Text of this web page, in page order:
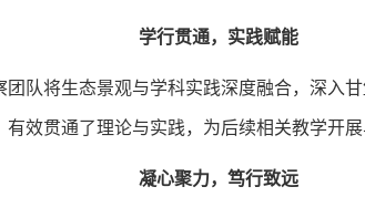
学行贯通，实践赋能
团队将生态景观与学科实践深度融合，深入
有效贯通了理论与实践，为后续相关教学开
凝心聚力，笃行致远